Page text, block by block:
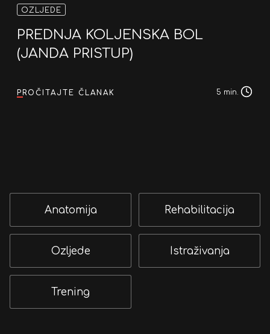
OZLJEDE
PREDNJA KOLJENSKA BOL
(JANDA PRISTUP)
PROČITAJTE ČLANAK 5 min.
Anatomija Rehabilitacija
Ozljede Istraživanja
Trening